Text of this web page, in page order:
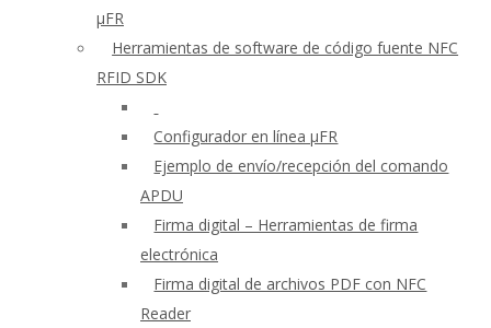
μFR
Herramientas de software de código fuente NFC
RFID SDK
Configurador en línea μFR
Ejemplo de envío/recepción del comando
APDU
Firma digital – Herramientas de firma
electrónica
Firma digital de archivos PDF con NFC
Reader